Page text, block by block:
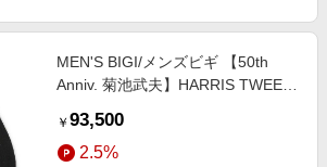
MEN'S BIGI/メンズビギ 【50th
Anniv. 菊池武夫】HARRIS TWEED
１
￥ 93,500
2.5%